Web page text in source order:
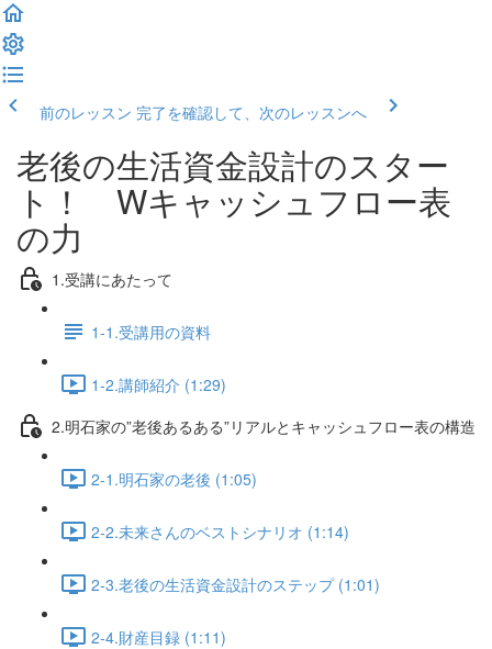
前のレッスン 完了を確認して、次のレッスンへ
老後の生活資金設計のスター
ト！ Wキャッシュフロー表
の力
1.受講にあたって
1-1.受講用の資料
1-2.講師紹介 (1:29)
2.明石家の”老後あるある”リアルとキャッシュフロー表の構造
2-1.明石家の老後 (1:05)
2-2.未来さんのベストシナリオ (1:14)
2-3.老後の生活資金設計のステップ (1:01)
2-4.財産目録 (1:11)